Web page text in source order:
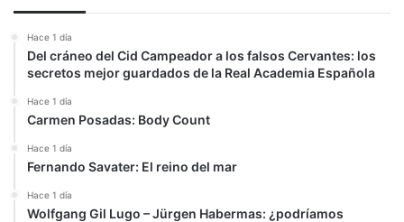
Hace 1 día
Del cráneo del Cid Campeador a los falsos Cervantes: los
secretos mejor guardados de la Real Academia Española
Hace 1 día
Carmen Posadas: Body Count
Hace 1 día
Fernando Savater: El reino del mar
Hace 1 día
Wolfgang Gil Lugo – Jürgen Habermas: ¿podríamos